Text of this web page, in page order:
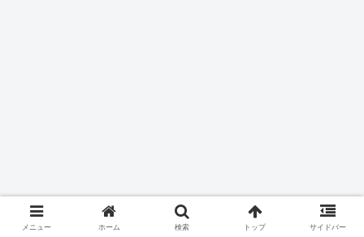
メニュー ホーム 検索 トップ サイドバー